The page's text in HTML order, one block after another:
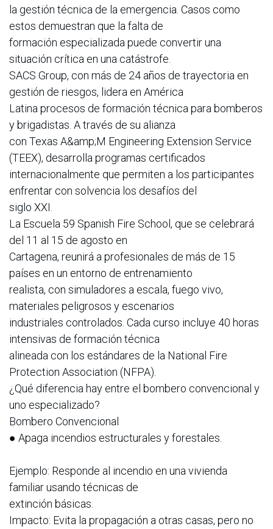
la gestión técnica de la emergencia. Casos como
estos demuestran que la falta de
formación especializada puede convertir una
situación crítica en una catástrofe.
SACS Group, con más de 24 años de trayectoria en
gestión de riesgos, lidera en América
Latina procesos de formación técnica para bomberos
y brigadistas. A través de su alianza
con Texas A&amp;M Engineering Extension Service
(TEEX), desarrolla programas certificados
internacionalmente que permiten a los participantes
enfrentar con solvencia los desafíos del
siglo XXI.
La Escuela 59 Spanish Fire School, que se celebrará
del 11 al 15 de agosto en
Cartagena, reunirá a profesionales de más de 15
países en un entorno de entrenamiento
realista, con simuladores a escala, fuego vivo,
materiales peligrosos y escenarios
industriales controlados. Cada curso incluye 40 horas
intensivas de formación técnica
alineada con los estándares de la National Fire
Protection Association (NFPA).
¿Qué diferencia hay entre el bombero convencional y
uno especializado?
Bombero Convencional
● Apaga incendios estructurales y forestales.
Ejemplo: Responde al incendio en una vivienda
familiar usando técnicas de
extinción básicas.
Impacto: Evita la propagación a otras casas, pero no